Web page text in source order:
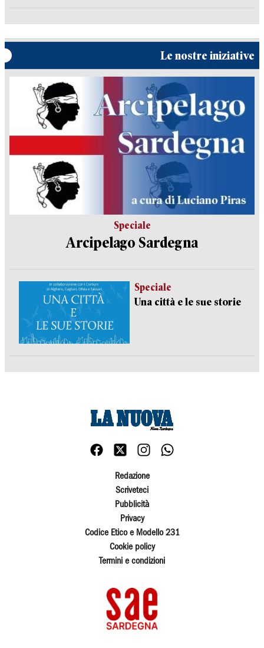
Le nostre iniziative
Speciale
Arcipelago Sardegna
Speciale
Una città e le sue storie
Redazione
Scriveteci
Pubblicità
Privacy
Codice Etico e Modello 231
Cookie policy
Termini e condizioni